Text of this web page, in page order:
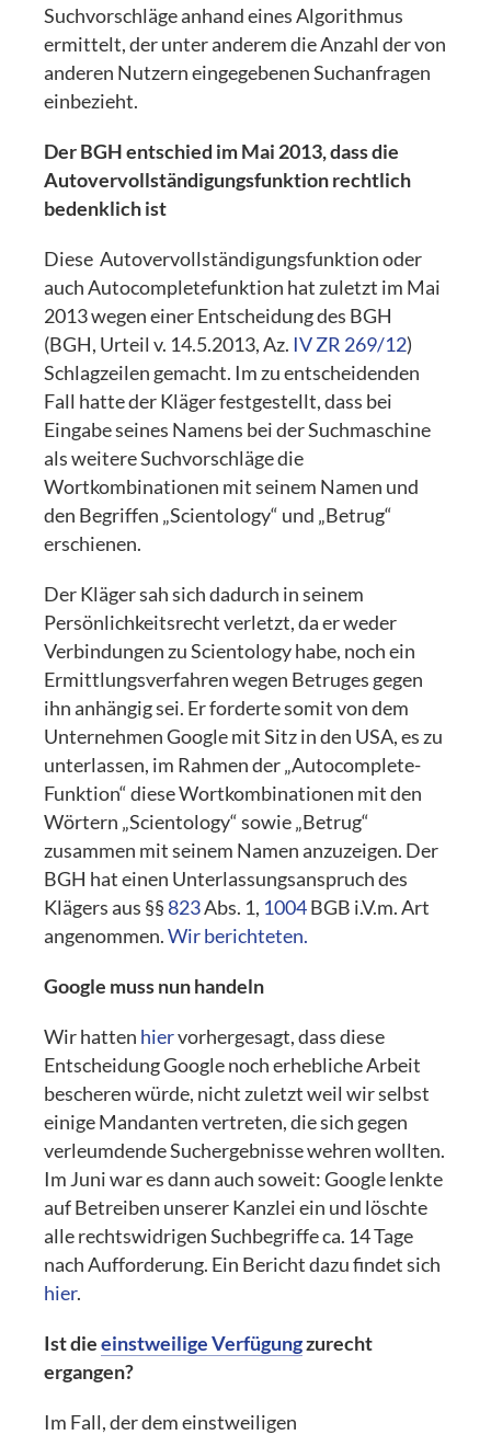
Suchvorschläge anhand eines Algorithmus
ermittelt, der unter anderem die Anzahl der von
anderen Nutzern eingegebenen Suchanfragen
einbezieht.
Der BGH entschied im Mai 2013, dass die
Autovervollständigungsfunktion rechtlich
bedenklich ist
Diese Autovervollständigungsfunktion oder
auch Autocompletefunktion hat zuletzt im Mai
2013 wegen einer Entscheidung des BGH
(BGH, Urteil v. 14.5.2013, Az. IV ZR 269/12)
Schlagzeilen gemacht. Im zu entscheidenden
Fall hatte der Kläger festgestellt, dass bei
Eingabe seines Namens bei der Suchmaschine
als weitere Suchvorschläge die
Wortkombinationen mit seinem Namen und
den Begriffen „Scientology“ und „Betrug“
erschienen.
Der Kläger sah sich dadurch in seinem
Persönlichkeitsrecht verletzt, da er weder
Verbindungen zu Scientology habe, noch ein
Ermittlungsverfahren wegen Betruges gegen
ihn anhängig sei. Er forderte somit von dem
Unternehmen Google mit Sitz in den USA, es zu
unterlassen, im Rahmen der „Autocomplete-
Funktion“ diese Wortkombinationen mit den
Wörtern „Scientology“ sowie „Betrug“
zusammen mit seinem Namen anzuzeigen. Der
BGH hat einen Unterlassungsanspruch des
Klägers aus §§ 823Abs. 1, 1004BGB i.V.m. Art
angenommen.Wir berichteten.
Google muss nun handeln
Wir hatten hiervorhergesagt, dass diese
Entscheidung Google noch erhebliche Arbeit
bescheren würde, nicht zuletzt weil wir selbst
einige Mandanten vertreten, die sich gegen
verleumdende Suchergebnisse wehren wollten.
Im Juni war es dann auch soweit: Google lenkte
auf Betreiben unserer Kanzlei ein und löschte
alle rechtswidrigen Suchbegriffe ca. 14 Tage
nach Aufforderung. Ein Bericht dazu findet sich
hier.
Ist dieeinstweilige Verfügungzurecht
ergangen?
Im Fall, der dem einstweiligen